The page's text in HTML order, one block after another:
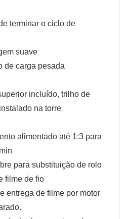
terminar o ciclo de
suave
de carga pesada
incluído, trilho de
na torre
alimentado até 1:3 para
para substituição de rolo
filme de fio
entrega de filme por motor